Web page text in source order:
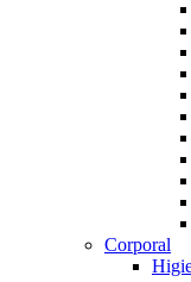
Corporal